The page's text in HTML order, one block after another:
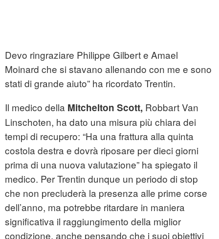
Devo ringraziare Philippe Gilbert e Amael
Moinard che si stavano allenando con me e sono
stati di grande aiuto” ha ricordato Trentin.
Il medico della Mitchelton Scott, Robbart Van
Linschoten, ha dato una misura più chiara dei
tempi di recupero: “Ha una frattura alla quinta
costola destra e dovrà riposare per dieci giorni
prima di una nuova valutazione” ha spiegato il
medico. Per Trentin dunque un periodo di stop
che non precluderà la presenza alle prime corse
dell’anno, ma potrebbe ritardare in maniera
significativa il raggiungimento della miglior
condizione, anche pensando che i suoi obiettivi